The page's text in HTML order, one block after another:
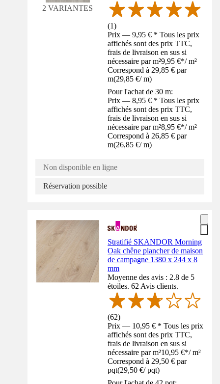
2 VARIANTES
(1)
Prix — 9,95 € * Tous les prix
affichés sont des prix TTC,
frais de livraison en sus si
nécessaire par m²9,95 €*/ m²
Correspond à 29,85 € par
m(29,85 €/ m)
Pour l'achat de 30 m:
Prix — 8,95 € * Tous les prix
affichés sont des prix TTC,
frais de livraison en sus si
nécessaire par m²8,95 €*/ m²
Correspond à 26,85 € par
m(26,85 €/ m)
Non disponible en ligne
Réservation possible
Stratifié SKANDOR Morning
Oak chêne plancher de maison
de campagne 1380 x 244 x 8
mm
Moyenne des avis : 2.8 de 5
étoiles. 62 Avis clients.
(62)
Prix — 10,95 € * Tous les prix
affichés sont des prix TTC,
frais de livraison en sus si
nécessaire par m²10,95 €*/ m²
Correspond à 29,50 € par
pqt(29,50 €/ pqt)